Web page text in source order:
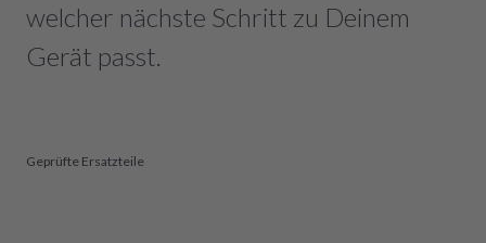
welcher nächste Schritt zu Deinem
Gerät passt.
Geprüfte Ersatzteile